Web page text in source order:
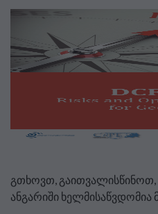
გთხოვთ,
ანგარიში